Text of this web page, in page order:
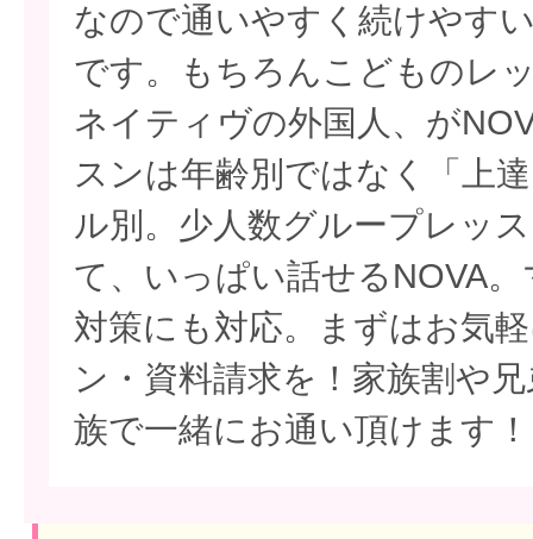
なので通いやすく続けやす
です。もちろんこどものレ
ネイティヴの外国人、が
スンは年齢別ではなく「上
ル別。少人数グループレッ
て、いっぱい話せるNOVA
対策にも対応。まずはお気
ン・資料請求を！家族割や
族で一緒にお通い頂けます！